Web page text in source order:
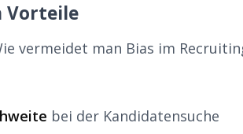
Vorteile
vermeidet man Bias im
bei der Kandidatensuche